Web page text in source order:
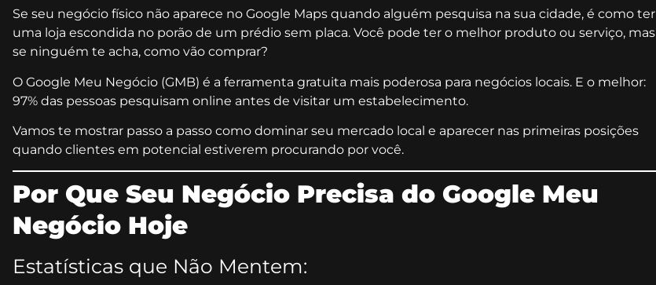
Se seu negócio físico não aparece no Google Maps quando alguém pesquisa na sua cidade, é como ter
uma loja escondida no porão de um prédio sem placa. Você pode ter o melhor produto ou serviço, mas
se ninguém te acha, como vão comprar?
O Google Meu Negócio (GMB) é a ferramenta gratuita mais poderosa para negócios locais. E o melhor:
97% das pessoas pesquisam online antes de visitar um estabelecimento.
Vamos te mostrar passo a passo como dominar seu mercado local e aparecer nas primeiras posições
quando clientes em potencial estiverem procurando por você.
Por Que Seu Negócio Precisa do Google Meu
Negócio Hoje
Estatísticas que Não Mentem: